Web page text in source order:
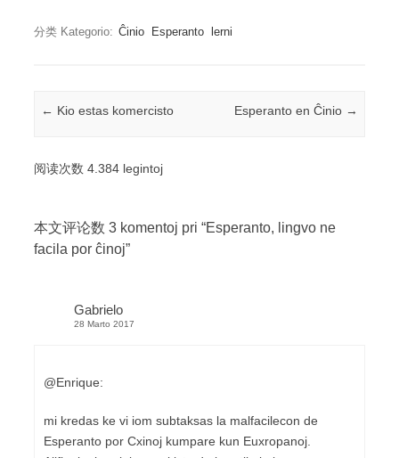
分类 Kategorio: Ĉinio Esperanto lerni
Post navigation
← Kio estas komercisto Esperanto en Ĉinio →
阅读次数 4.384 legintoj
本文评论数 3 komentoj pri “Esperanto, lingvo ne
facila por ĉinoj”
Gabrielo
28 Marto 2017
@Enrique:
mi kredas ke vi iom subtaksas la malfacilecon de
Esperanto por Cxinoj kumpare kun Euxropanoj.